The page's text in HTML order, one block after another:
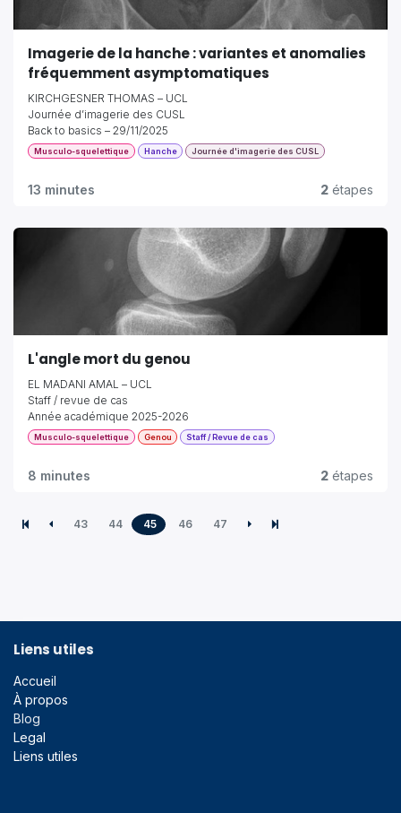
Imagerie de la hanche : variantes et anomalies
fréquemment asymptomatiques
KIRCHGESNER THOMAS – UCL
Journée d’imagerie des CUSL
Back to basics – 29/11/2025
Musculo-squelettique Hanche Journée d'imagerie des CUSL
13 minutes 2 étapes
L'angle mort du genou
EL MADANI AMAL – UCL
Staff / revue de cas
Année académique 2025-2026
Musculo-squelettique Genou Staff / Revue de cas
8 minutes 2 étapes
43 44 45 46 47
Liens utiles
Accueil
À propos
Blog
Legal
Liens utiles